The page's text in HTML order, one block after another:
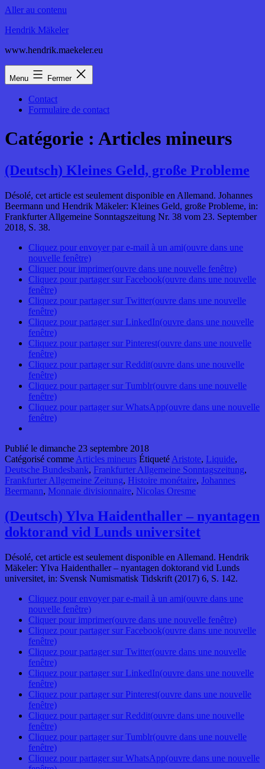
Aller au contenu
Hendrik Mäkeler
www.hendrik.maekeler.eu
Menu Fermer
Contact
Formulaire de contact
Catégorie : Articles mineurs
(Deutsch) Kleines Geld, große Probleme
Désolé, cet article est seulement disponible en Allemand. Johannes
Beermann und Hendrik Mäkeler: Kleines Geld, große Probleme, in:
Frankfurter Allgemeine Sonntagszeitung Nr. 38 vom 23. September
2018, S. 38.
Cliquez pour envoyer par e-mail à un ami(ouvre dans une
nouvelle fenêtre)
Cliquer pour imprimer(ouvre dans une nouvelle fenêtre)
Cliquez pour partager sur Facebook(ouvre dans une nouvelle
fenêtre)
Cliquez pour partager sur Twitter(ouvre dans une nouvelle
fenêtre)
Cliquez pour partager sur LinkedIn(ouvre dans une nouvelle
fenêtre)
Cliquez pour partager sur Pinterest(ouvre dans une nouvelle
fenêtre)
Cliquez pour partager sur Reddit(ouvre dans une nouvelle
fenêtre)
Cliquez pour partager sur Tumblr(ouvre dans une nouvelle
fenêtre)
Cliquez pour partager sur WhatsApp(ouvre dans une nouvelle
fenêtre)
Publié le dimanche 23 septembre 2018
Catégorisé comme Articles mineurs Étiqueté Aristote, Liquide,
Deutsche Bundesbank, Frankfurter Allgemeine Sonntagszeitung,
Frankfurter Allgemeine Zeitung, Histoire monétaire, Johannes
Beermann, Monnaie divisionnaire, Nicolas Oresme
(Deutsch) Ylva Haidenthaller – nyantagen
doktorand vid Lunds universitet
Désolé, cet article est seulement disponible en Allemand. Hendrik
Mäkeler: Ylva Haidenthaller – nyantagen doktorand vid Lunds
universitet, in: Svensk Numismatisk Tidskrift (2017) 6, S. 142.
Cliquez pour envoyer par e-mail à un ami(ouvre dans une
nouvelle fenêtre)
Cliquer pour imprimer(ouvre dans une nouvelle fenêtre)
Cliquez pour partager sur Facebook(ouvre dans une nouvelle
fenêtre)
Cliquez pour partager sur Twitter(ouvre dans une nouvelle
fenêtre)
Cliquez pour partager sur LinkedIn(ouvre dans une nouvelle
fenêtre)
Cliquez pour partager sur Pinterest(ouvre dans une nouvelle
fenêtre)
Cliquez pour partager sur Reddit(ouvre dans une nouvelle
fenêtre)
Cliquez pour partager sur Tumblr(ouvre dans une nouvelle
fenêtre)
Cliquez pour partager sur WhatsApp(ouvre dans une nouvelle